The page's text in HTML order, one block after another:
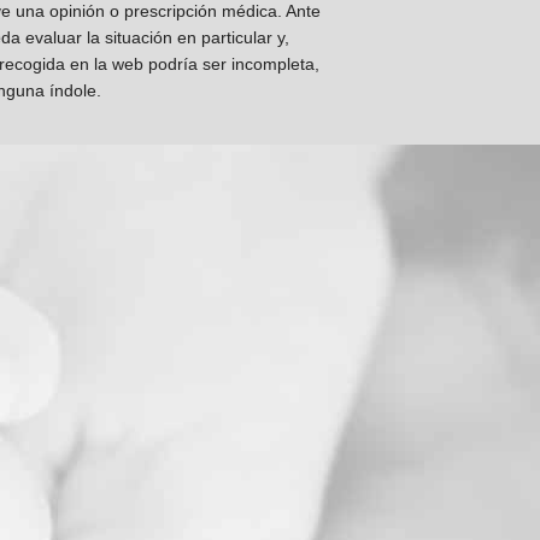
una opinión o prescripción médica. Ante
evaluar la situación en particular y,
en la web podría ser incompleta,
índole.